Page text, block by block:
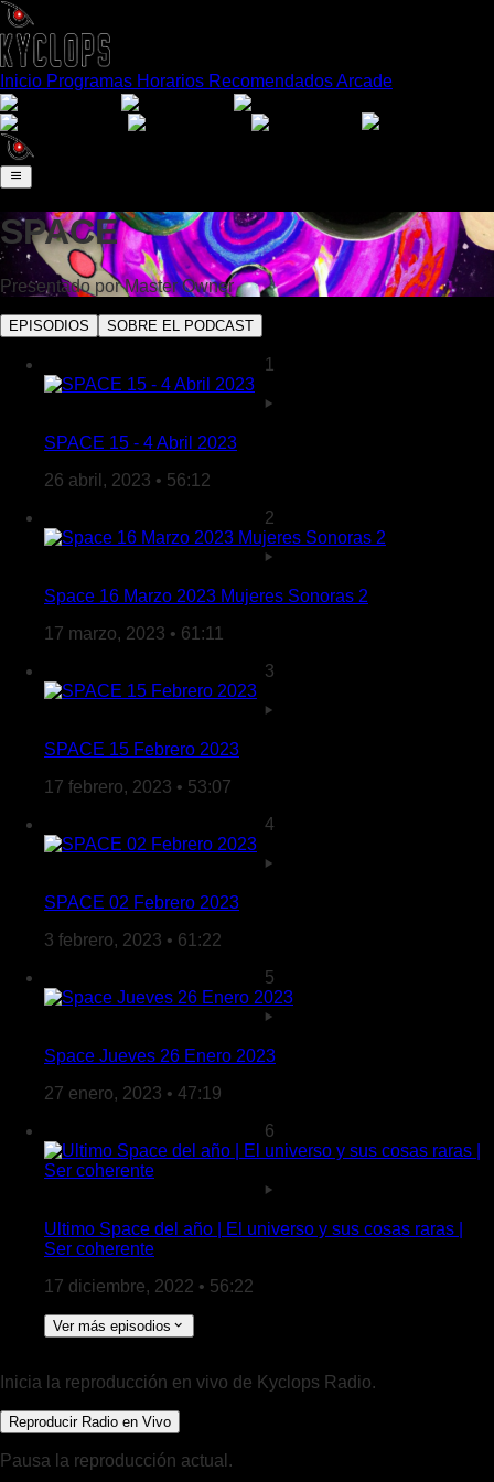
Inicio Programas Horarios RecomendadosArcade
SPACE
Presentado porMaster Owner
EPISODIOS SOBRE EL PODCAST
1
SPACE 15 - 4 Abril 2023
26 abril, 2023 • 56:12
2
Space 16 Marzo 2023 Mujeres Sonoras 2
17 marzo, 2023 • 61:11
3
SPACE 15 Febrero 2023
17 febrero, 2023 • 53:07
4
SPACE 02 Febrero 2023
3 febrero, 2023 • 61:22
5
Space Jueves 26 Enero 2023
27 enero, 2023 • 47:19
6
Ultimo Space del año | El universo y sus cosas raras |
Ser coherente
17 diciembre, 2022 • 56:22
Ver más episodios
Inicia la reproducción en vivo de Kyclops Radio.
Reproducir Radio en Vivo
Pausa la reproducción actual.